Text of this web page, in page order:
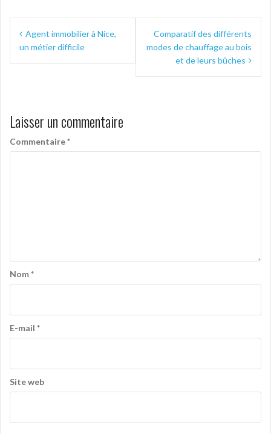
Navigation
deAgent immobilier à Nice,
un métier difficile
Comparatif des différents
modes de chauffage au bois
et de leurs bûches
Laisser un commentaire
Commentaire*
Nom*
E-mail *
Site web